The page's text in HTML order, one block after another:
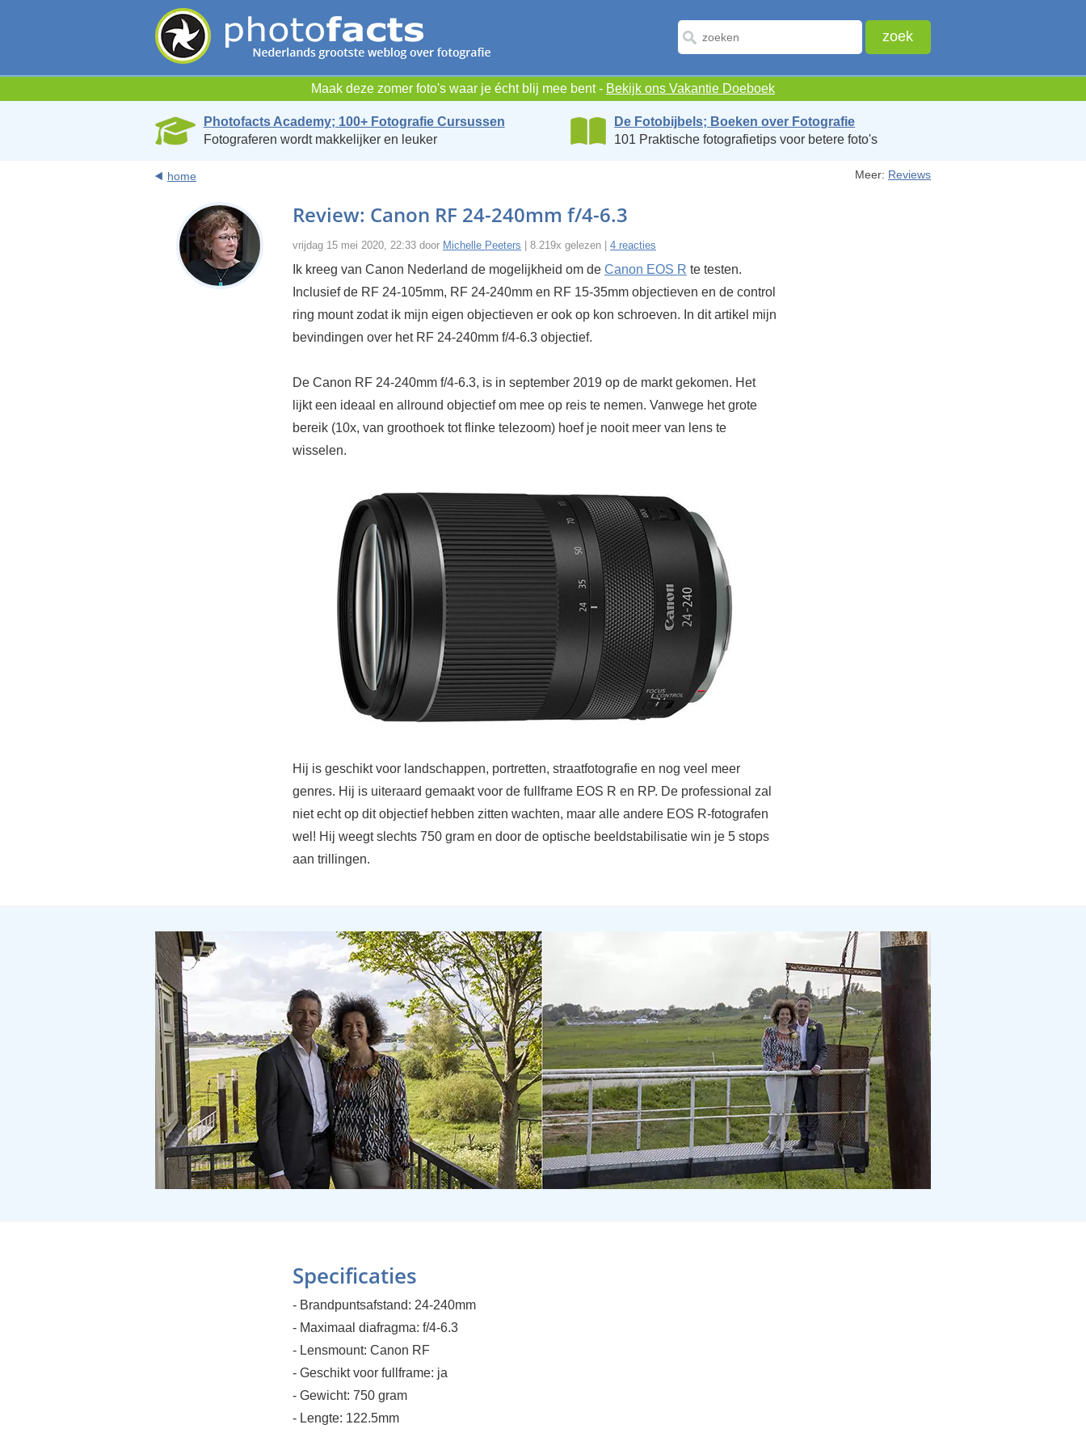
Maak deze zomer foto's waar je écht blij mee bent - Bekijk ons Vakantie Doeboek
Photofacts Academy; 100+ Fotografie Cursussen
Fotograferen wordt makkelijker en leuker
De Fotobijbels; Boeken over Fotografie
101 Praktische fotografietips voor betere foto's
home Meer: Reviews
Review: Canon RF 24-240mm f/4-6.3
vrijdag 15 mei 2020, 22:33 door Michelle Peeters | 8.219x gelezen | 4 reacties
Ik kreeg van Canon Nederland de mogelijkheid om de Canon EOS R te testen.
Inclusief de RF 24-105mm, RF 24-240mm en RF 15-35mm objectieven en de control
ring mount zodat ik mijn eigen objectieven er ook op kon schroeven. In dit artikel mijn
bevindingen over het RF 24-240mm f/4-6.3 objectief.
De Canon RF 24-240mm f/4-6.3, is in september 2019 op de markt gekomen. Het
lijkt een ideaal en allround objectief om mee op reis te nemen. Vanwege het grote
bereik (10x, van groothoek tot flinke telezoom) hoef je nooit meer van lens te
wisselen.
Hij is geschikt voor landschappen, portretten, straatfotografie en nog veel meer
genres. Hij is uiteraard gemaakt voor de fullframe EOS R en RP. De professional zal
niet echt op dit objectief hebben zitten wachten, maar alle andere EOS R-fotografen
wel! Hij weegt slechts 750 gram en door de optische beeldstabilisatie win je 5 stops
aan trillingen.
Specificaties
- Brandpuntsafstand: 24-240mm
- Maximaal diafragma: f/4-6.3
- Lensmount: Canon RF
- Geschikt voor fullframe: ja
- Gewicht: 750 gram
- Lengte: 122.5mm